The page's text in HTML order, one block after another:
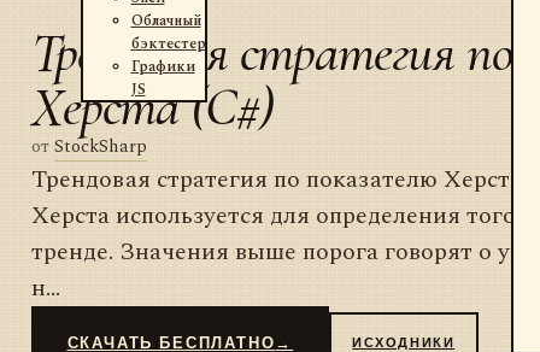
Облачный
бэктестер
Графики
JS
Трендовая стратегия по
Херста (C#)
отStockSharp
Трендовая стратегия по показателю Херста
Херста используется для определения
тренде. Значения выше порога говорят о
н...
СКАЧАТЬ БЕСПЛАТНО → ИСХОДНИКИ